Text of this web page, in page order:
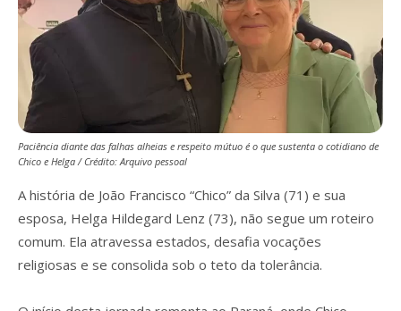
Paciência diante das falhas alheias e respeito mútuo é o que sustenta o cotidiano de
Chico e Helga / Crédito: Arquivo pessoal
A história de João Francisco “Chico” da Silva (71) e sua
esposa, Helga Hildegard Lenz (73), não segue um roteiro
comum. Ela atravessa estados, desafia vocações
religiosas e se consolida sob o teto da tolerância.